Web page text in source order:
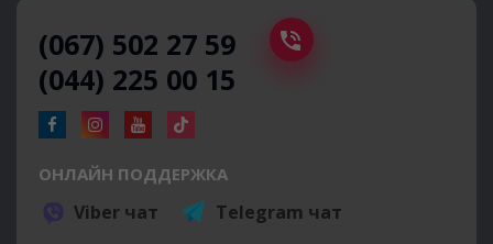
(067) 502 27 59
(044) 225 00 15
ОНЛАЙН ПОДДЕРЖКА
Viber чат Telegram чат